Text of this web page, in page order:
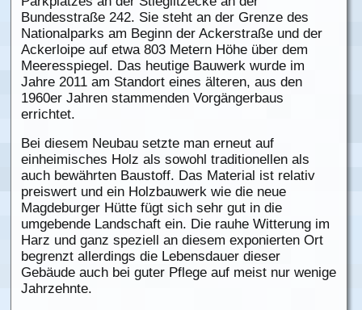
Bundesstraße 242. Sie steht an der Grenze des
Nationalparks am Beginn der Ackerstraße und der
Ackerloipe auf etwa 803 Metern Höhe über dem
Meeresspiegel. Das heutige Bauwerk wurde im
Jahre 2011 am Standort eines älteren, aus den
1960er Jahren stammenden Vorgängerbaus
errichtet.
Bei diesem Neubau setzte man erneut auf
einheimisches Holz als sowohl traditionellen als
auch bewährten Baustoff. Das Material ist relativ
preiswert und ein Holzbauwerk wie die neue
Magdeburger Hütte fügt sich sehr gut in die
umgebende Landschaft ein. Die rauhe Witterung im
Harz und ganz speziell an diesem exponierten Ort
begrenzt allerdings die Lebensdauer dieser
Gebäude auch bei guter Pflege auf meist nur wenige
Jahrzehnte.